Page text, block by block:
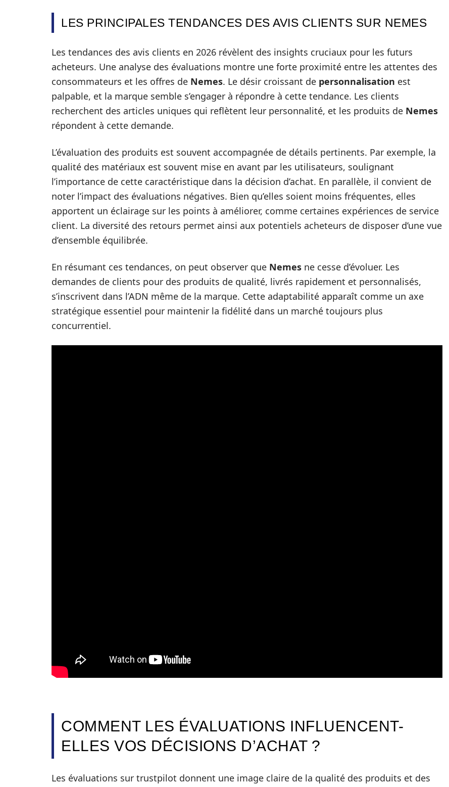
LES PRINCIPALES TENDANCES DES AVIS CLIENTS SUR NEMES
Les tendances des avis clients en 2026 révèlent des insights cruciaux pour les futurs
acheteurs. Une analyse des évaluations montre une forte proximité entre les attentes des
consommateurs et les offres de Nemes. Le désir croissant de personnalisation est
palpable, et la marque semble s’engager à répondre à cette tendance. Les clients
recherchent des articles uniques qui reflètent leur personnalité, et les produits de Nemes
répondent à cette demande.
L’évaluation des produits est souvent accompagnée de détails pertinents. Par exemple, la
qualité des matériaux est souvent mise en avant par les utilisateurs, soulignant
l’importance de cette caractéristique dans la décision d’achat. En parallèle, il convient de
noter l’impact des évaluations négatives. Bien qu’elles soient moins fréquentes, elles
apportent un éclairage sur les points à améliorer, comme certaines expériences de service
client. La diversité des retours permet ainsi aux potentiels acheteurs de disposer d’une vue
d’ensemble équilibrée.
En résumant ces tendances, on peut observer que Nemes ne cesse d’évoluer. Les
demandes de clients pour des produits de qualité, livrés rapidement et personnalisés,
s’inscrivent dans l’ADN même de la marque. Cette adaptabilité apparaît comme un axe
stratégique essentiel pour maintenir la fidélité dans un marché toujours plus
concurrentiel.
COMMENT LES ÉVALUATIONS INFLUENCENT-
ELLES VOS DÉCISIONS D’ACHAT ?
Les évaluations sur trustpilot donnent une image claire de la qualité des produits et des